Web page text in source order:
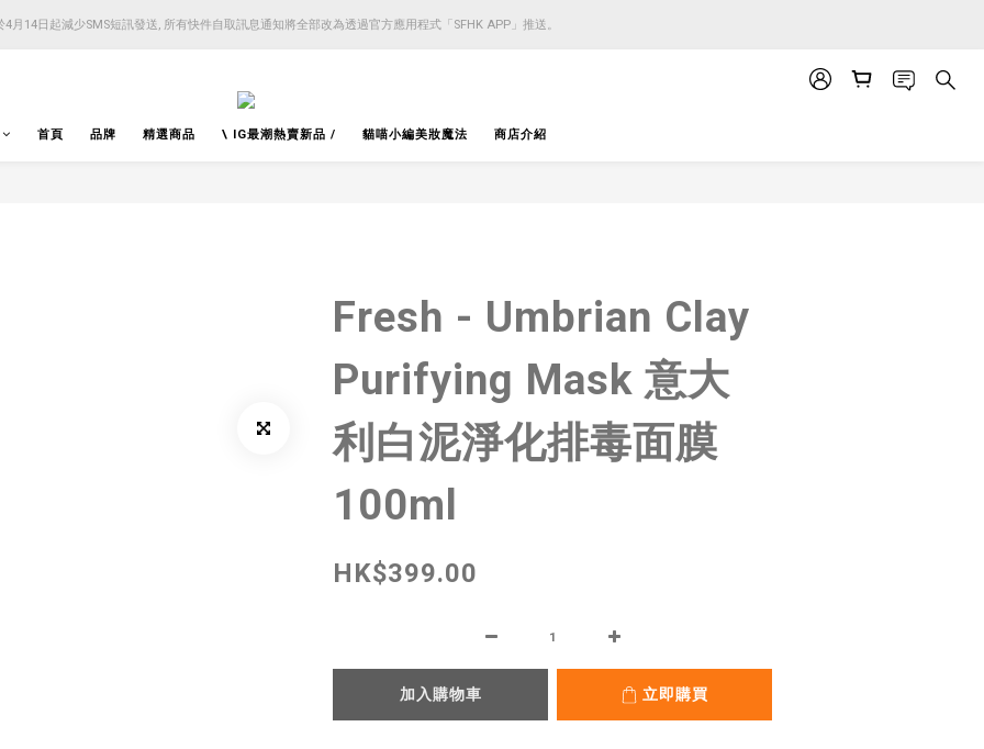
4月14日起減少SMS短訊發送, 所有快件自取訊息通知將全部改為透過官方應用程式「SFHK APP」推送。
4月14日起減少SMS短訊發送, 所有快件自取訊息通知將全部改為透過官方應用程式「SFHK APP」推送。
首頁 品牌 精選商品 \ IG最潮熱賣新品 / 貓喵小編美妝魔法 商店介紹
Fresh - Umbrian Clay
Purifying Mask 意大
利白泥淨化排毒面膜
100ml
HK$399.00
加入購物車 立即購買